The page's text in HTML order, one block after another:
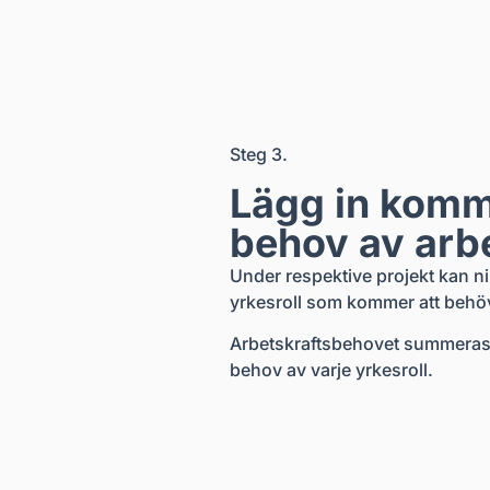
Steg 3.
Lägg in
behov av
Under respektive projekt kan
yrkesroll som kommer att
Arbetskraftsbehovet
behov av varje yrkesroll.